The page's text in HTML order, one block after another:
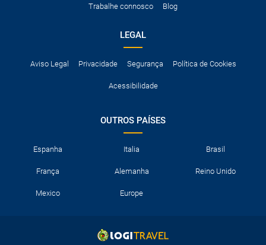
Trabalhe connosco Blog
LEGAL
Aviso Legal Privacidade Segurança Política de Cookies
Acessibilidade
OUTROS PAÍSES
Espanha Italia Brasil
França Alemanha Reino Unido
Mexico Europe